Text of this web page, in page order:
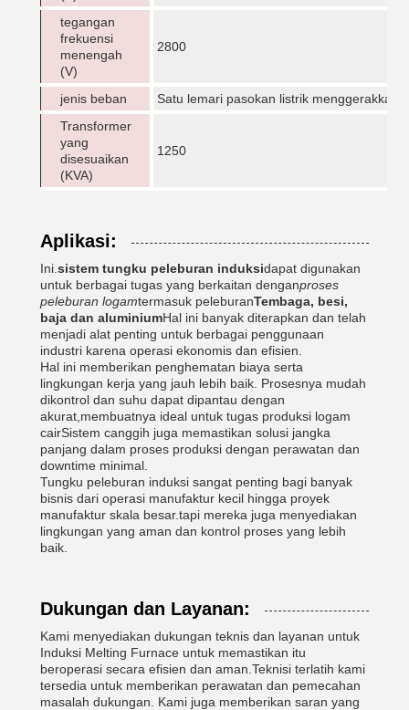
tegangan
frekuensi
menengah
(V)
2800
jenis beban
Satu lemari pasokan listrik menggerakkan
Transformer
yang
disesuaikan
(KVA)
1250
Aplikasi:
Ini. sistem tungku peleburan induksidapat digunakan
untuk berbagai tugas yang berkaitan denganproses
peleburan logamtermasuk peleburanTembaga, besi,
baja dan aluminiumHal ini banyak diterapkan dan telah
menjadi alat penting untuk berbagai penggunaan
industri karena operasi ekonomis dan efisien.
Hal ini memberikan penghematan biaya serta
lingkungan kerja yang jauh lebih baik. Prosesnya mudah
dikontrol dan suhu dapat dipantau dengan
akurat,membuatnya ideal untuk tugas produksi logam
cairSistem canggih juga memastikan solusi jangka
panjang dalam proses produksi dengan perawatan dan
downtime minimal.
Tungku peleburan induksi sangat penting bagi banyak
bisnis dari operasi manufaktur kecil hingga proyek
manufaktur skala besar.tapi mereka juga menyediakan
lingkungan yang aman dan kontrol proses yang lebih
baik.
Dukungan dan Layanan:
Kami menyediakan dukungan teknis dan layanan untuk
Induksi Melting Furnace untuk memastikan itu
beroperasi secara efisien dan aman.Teknisi terlatih kami
tersedia untuk memberikan perawatan dan pemecahan
masalah dukungan. Kami juga memberikan saran yang